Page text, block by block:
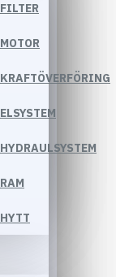
FILTER
MOTOR
KRAFTÖVERFÖRING
ELSYSTEM
HYDRAULSYSTEM
RAM
HYTT